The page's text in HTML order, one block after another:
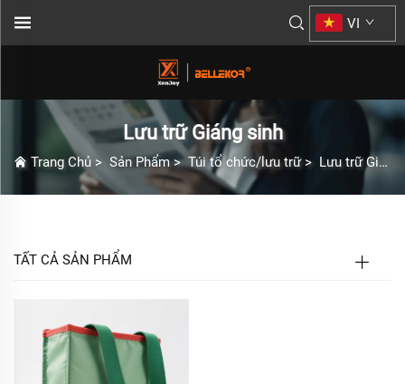
VI
Lưu trữ Giáng sinh
Trang Chủ > Sản Phẩm> Túi tổ chức/lưu trữ> Lưu trữ Giáng sinh
TẤT CẢ SẢN PHẨM